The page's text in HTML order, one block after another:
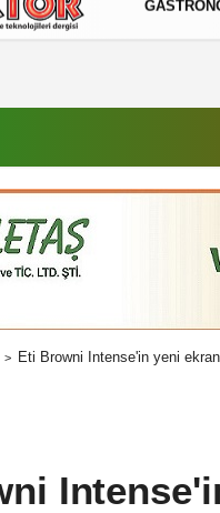
Çerez Politikası
Eti Browni Intense'in yeni